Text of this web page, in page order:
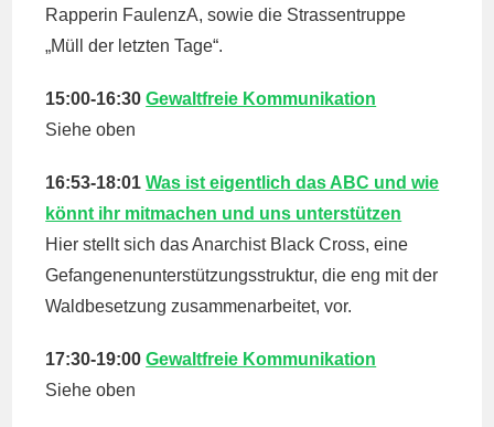
Rapperin FaulenzA, sowie die Strassentruppe
„Müll der letzten Tage“.
15:00-16:30Gewaltfreie Kommunikation
Siehe oben
16:53-18:01Was ist eigentlich das ABC und wie
könnt ihr mitmachen und uns unterstützen
Hier stellt sich das Anarchist Black Cross, eine
Gefangenenunterstützungsstruktur, die eng mit der
Waldbesetzung zusammenarbeitet, vor.
17:30-19:00Gewaltfreie Kommunikation
Siehe oben